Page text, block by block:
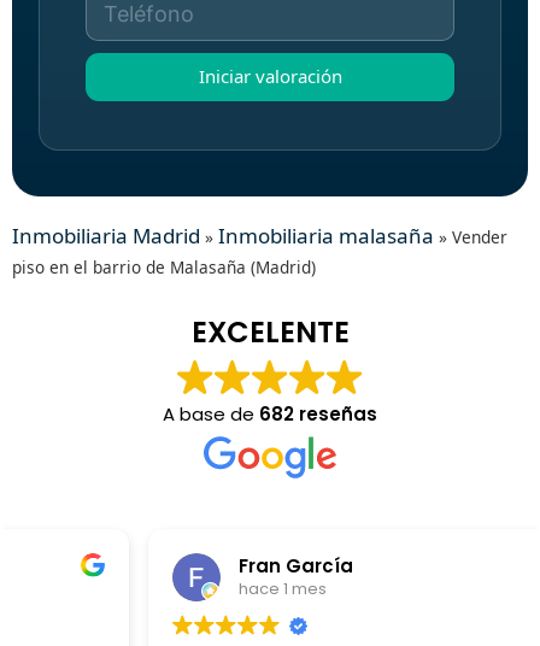
Iniciar valoración
Inmobiliaria Madrid » Inmobiliaria malasaña » Vender
piso en el barrio de Malasaña (Madrid)
EXCELENTE
A base de 682 reseñas
Fran García
hace 1 mes